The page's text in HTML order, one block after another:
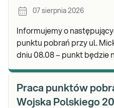
07 sierpnia 2026
Informujemy o
punktu pobrań przy ul.
dniu 08.08 – punkt będzie nieczynny.
Praca punktów
Wojska Polskiego